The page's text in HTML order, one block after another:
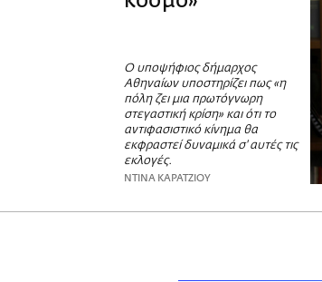
Ο υποψήφιος δήμαρχος
Αθηναίων υποστηρίζει πως «η
πόλη ζει μια πρωτόγνωρη
στεγαστική κρίση» και ότι το
αντιφασιστικό κίνημα θα
εκφραστεί δυναμικά σ' αυτές τις
εκλογές.
ΝΤΙΝΑ ΚΑΡΑΤΖΙΟΥ